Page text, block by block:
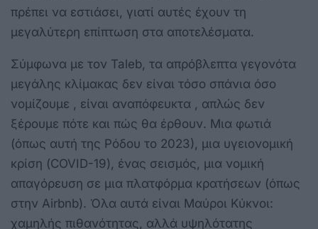
πρέπει να εστιάσει, γιατί αυτές έχουν τη
μεγαλύτερη επίπτωση στα αποτελέσματα.
Σύμφωνα με τον Taleb, τα απρόβλεπτα γεγονότα
μεγάλης κλίμακας δεν είναι τόσο σπάνια όσο
νομίζουμε , είναι αναπόφευκτα , απλώς δεν
ξέρουμε πότε και πώς θα έρθουν. Μια φωτιά
(όπως αυτή της Ρόδου το 2023), μια υγειονομική
κρίση (COVID-19), ένας σεισμός, μια νομική
απαγόρευση σε μια πλατφόρμα κρατήσεων (όπως
στην Airbnb). Όλα αυτά είναι Μαύροι Κύκνοι:
χαμηλής πιθανότητας, αλλά υψηλότατης